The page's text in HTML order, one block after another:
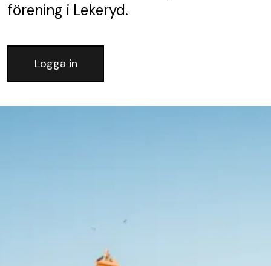
förening i Lekeryd.
Logga in